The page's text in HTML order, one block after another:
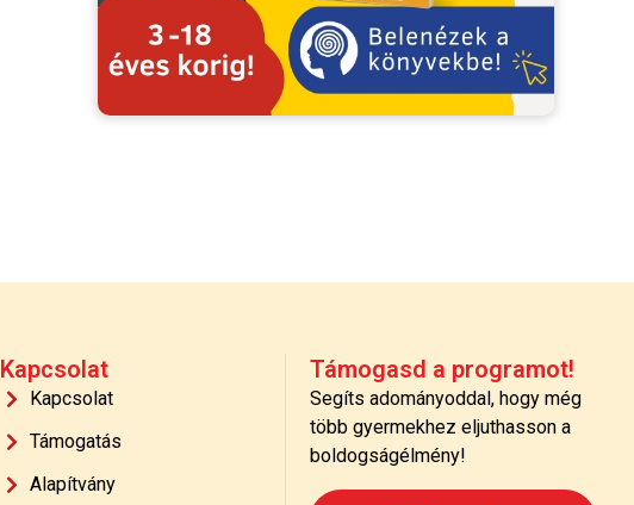
Kapcsolat
Kapcsolat
Támogatás
Alapítvány
Támogasd a programot!
Segíts adományoddal, hogy még
több gyermekhez eljuthasson a
boldogságélmény!